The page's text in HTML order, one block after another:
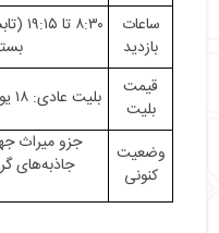
ساعات
بازدید
قیمت
بلیت
بلیت عادی: ۱۸ یورو – تورهای راهنما: از ۴۰ یورو به بالا
وضعیت
کنونی
جزو میراث